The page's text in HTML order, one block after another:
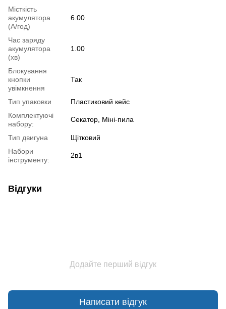
Місткість
акумулятора
(А/год)
6.00
Час заряду
акумулятора
(хв)
1.00
Блокування
кнопки
увімкнення
Так
Тип упаковки
Пластиковий кейс
Комплектуючі
набору:
Секатор, Міні-пила
Тип двигуна
Щітковий
Набори
інструменту:
2в1
Відгуки
Додайте перший відгук
Написати відгук